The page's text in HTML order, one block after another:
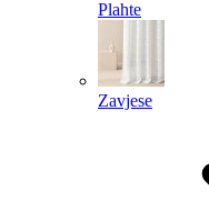
Plahte
Zavjese